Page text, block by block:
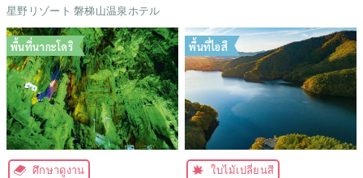
星野リゾート 磐梯山温泉ホテル
พื้นที่นากะโดริ
ศึกษาดูงาน
พื้นที่ไอสึ
ใบไม้เปลี่ยนสี